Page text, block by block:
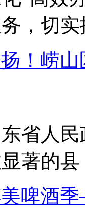
，切
！崂
人民
著的
美啤酒